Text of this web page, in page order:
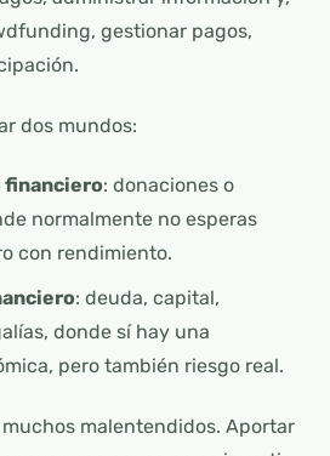
gestionar pagos,
dos mundos:
financiero: donaciones o
normalmente no esperas
con rendimiento.
: deuda, capital,
donde sí hay una
pero también riesgo real.
malentendidos. Aportar